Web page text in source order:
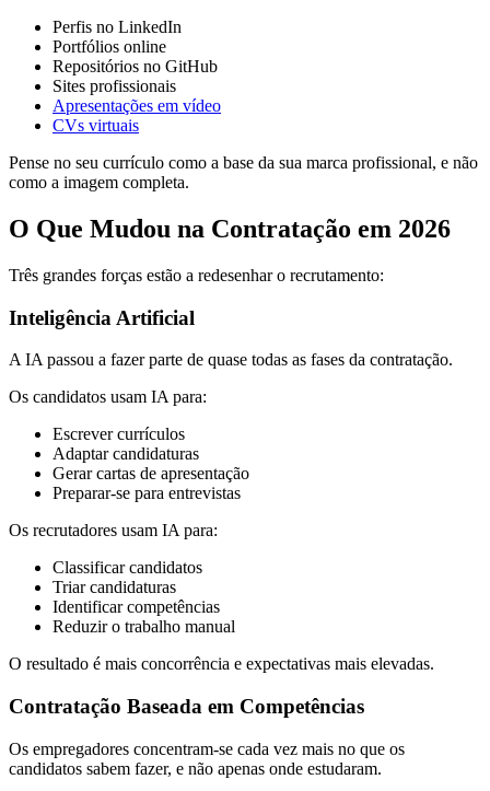
Perfis no LinkedIn
Portfólios online
Repositórios no GitHub
Sites profissionais
Apresentações em vídeo
CVs virtuais
Pense no seu currículo como a base da sua marca profissional, e não
como a imagem completa.
O Que Mudou na Contratação em 2026
Três grandes forças estão a redesenhar o recrutamento:
Inteligência Artificial
A IA passou a fazer parte de quase todas as fases da contratação.
Os candidatos usam IA para:
Escrever currículos
Adaptar candidaturas
Gerar cartas de apresentação
Preparar-se para entrevistas
Os recrutadores usam IA para:
Classificar candidatos
Triar candidaturas
Identificar competências
Reduzir o trabalho manual
O resultado é mais concorrência e expectativas mais elevadas.
Contratação Baseada em Competências
Os empregadores concentram-se cada vez mais no que os
candidatos sabem fazer, e não apenas onde estudaram.